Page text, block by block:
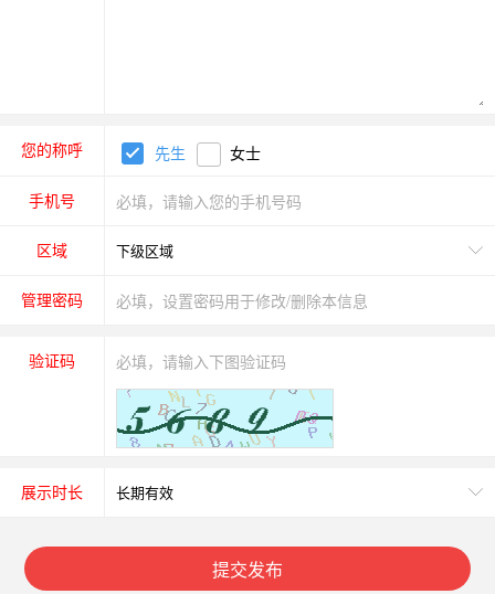
您的称呼 先生 女士
手机号
区域
管理密码
验证码
展示时长
提交发布